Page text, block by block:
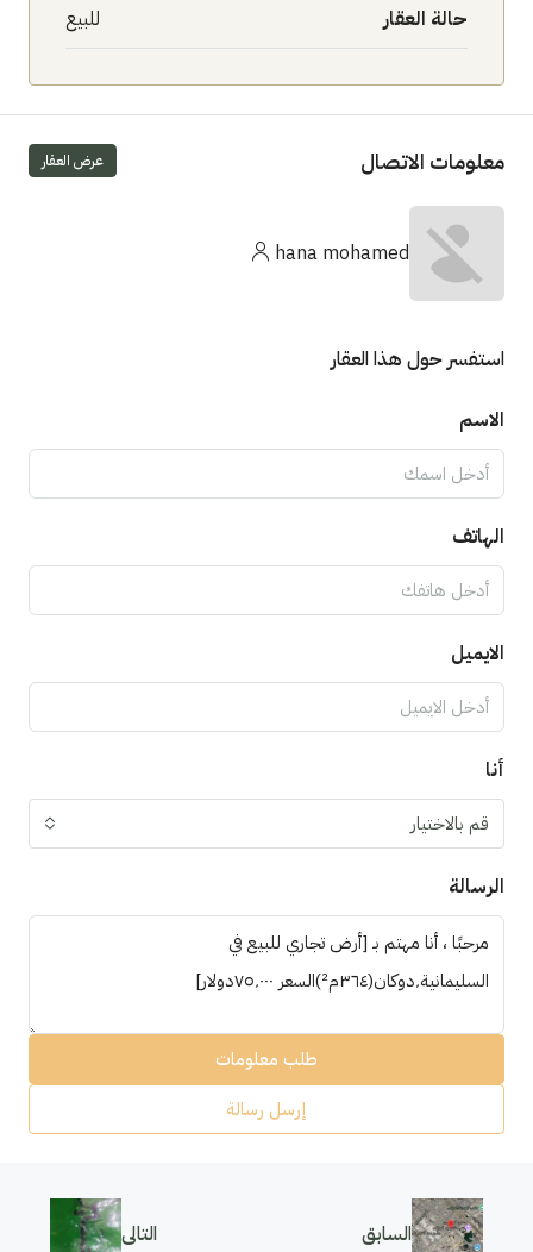
حالة العقار للبيع
معلومات الاتصال عرض العقار
hana mohamed
استفسر حول هذا العقار
الاسم
الهاتف
الايميل
أنا
قم بالاختيار
الرسالة
طلب معلومات
إرسل رسالة
السابق التالى